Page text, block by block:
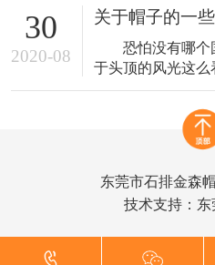
软刷蘸上
内圈汗带部份〈与
洗几次，以彻底洗
如果您选用的是
就免了。 5、将帽子折合成四瓣，轻轻甩掉
水分，
30
2020-08
关于帽子的一
恐怕没有哪个
于头顶的风光这
保持这类遗风，已
家赛马会，成了
这段日子里，上
百姓，每个前去
会对自己头顶的
让自己
东莞市石排金森
技术支持： 东